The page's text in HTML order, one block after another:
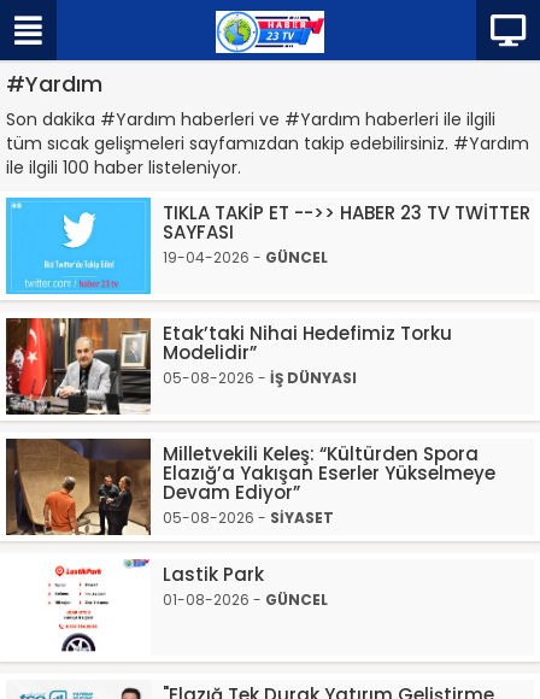
#Yardım
Son dakika #Yardım haberleri ve #Yardım haberleri ile ilgili
tüm sıcak gelişmeleri sayfamızdan takip edebilirsiniz. #Yardım
ile ilgili 100 haber listeleniyor.
TIKLA TAKİP ET -->> HABER 23 TV TWİTTER
SAYFASI
19-04-2026 - GÜNCEL
Etak’taki Nihai Hedefimiz Torku
Modelidir”
05-08-2026 - İŞ DÜNYASI
Milletvekili Keleş: “Kültürden Spora
Elazığ’a Yakışan Eserler Yükselmeye
Devam Ediyor”
05-08-2026 - SİYASET
Lastik Park
01-08-2026 - GÜNCEL